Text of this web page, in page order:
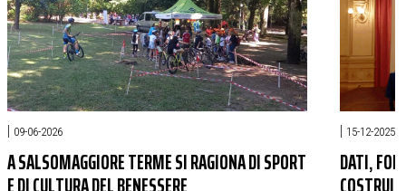
| 09-06-2026
A SALSOMAGGIORE TERME SI RAGIONA DI SPORT
| 15-12-2025
DATI,